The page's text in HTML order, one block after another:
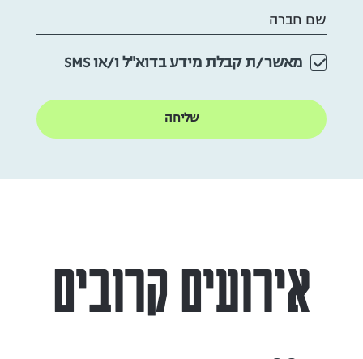
שם חברה
מאשר/ת קבלת מידע בדוא"ל ו/או SMS
אירועים קרובים